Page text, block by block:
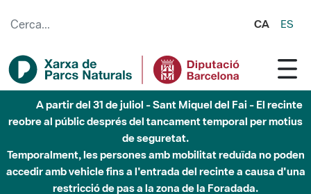
CA ES
Fins al desembre de 2026 - Parc Fluvial Besòs -
Afectacions a la llera del Parc Fluvial del Besòs degut a
obres de construcció d'una passera sobre el riu
L'Informatiu dels Parcs